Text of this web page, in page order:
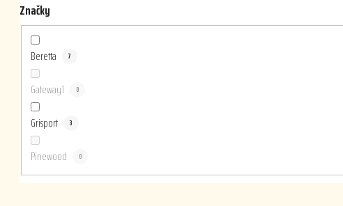
Značky
Beretta 7
Gateway1 0
Grisport 3
Pinewood 0